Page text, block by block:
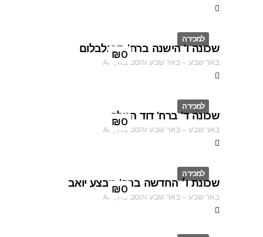
למכירה
ID
₪0
שכונה ו' הישנה ברח' רינגלבלום
באר שבע–באר שבע והסביבה ,
AF
למכירה
ID
₪0
שכונה ד' ברח' דוד המלך
באר שבע–באר שבע והסביבה ,
AF
למכירה
ID
₪0
שכונת ו׳ החדשה ברח' מבצע יואב
באר שבע–באר שבע והסביבה ,
AF